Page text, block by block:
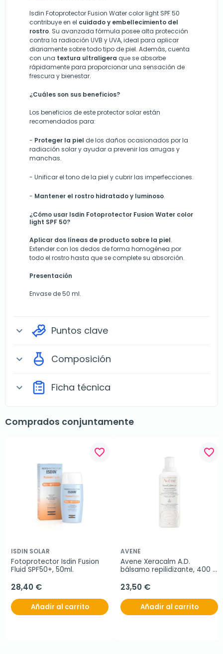
Isdin Fotoprotector Fusion Water color light SPF 50
contribuye en el cuidado y embellecimiento del
rostro. Su avanzada fórmula posee alta protección
contra la radiación UVB y UVA, ideal para aplicar
diariamente sobre todo tipo de piel. Además, cuenta
con una textura ultraligera que se absorbe
rápidamente para proporcionar una sensación de
frescura y bienestar.
¿Cuáles son sus beneficios?
Los beneficios de este protector solar están
recomendados para:
- Proteger la piel de los daños ocasionados por la
radiación solar y ayudar a prevenir las arrugas y
manchas.
- Unificar el tono de la piel y cubrir las imperfecciones.
- Mantener el rostro hidratado y luminoso.
¿Cómo usar Isdin Fotoprotector Fusion Water color
light SPF 50?
Aplicar dos líneas de producto sobre la piel.
Extender con los dedos de forma homogénea por
todo el rostro hasta que se complete su absorción.
Presentación
Envase de 50 ml.
expand_more Puntos clave
expand_more Composición
expand_more Ficha técnica
Comprados conjuntamente
favorite_border
ISDIN SOLAR
Fotoprotector Isdin Fusion
Fluid SPF50+, 50ml.
28,40 €
Añadir al carrito
favorite_border
AVENE
Avene Xeracalm A.D.
bálsamo repilidizante, 400
23,50 €
Añadir al carrito